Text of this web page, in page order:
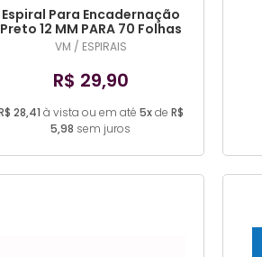
Espiral Para Encadernação
Preto 12 MM PARA 70 Folhas
100UN
VM / ESPIRAIS
R$ 29,90
28,41 à vista ou em até 5xde R$
5,98 sem juros